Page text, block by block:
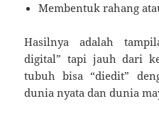
Membentuk rahang
Hasilnya adalah
digital” tapi jauh dari
tubuh bisa “diedit”
dunia nyata dan dunia